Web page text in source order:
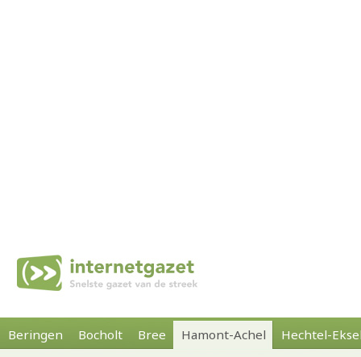
Beringen Bocholt Bree Hamont-Achel Hechtel-